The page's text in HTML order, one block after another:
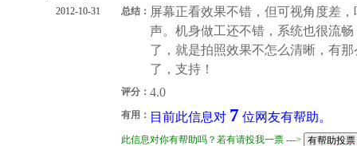
2012-10-31
总结： 屏幕正看效果不错，但可视角度差
声。机身做工还不错，系统也很流
了，就是拍照效果不怎么清晰，有
了，支持！
评分： 4.0
有用： 目前此信息对 7 位网友有帮助。
此信息对你有帮助吗？若有请投我一票 --->